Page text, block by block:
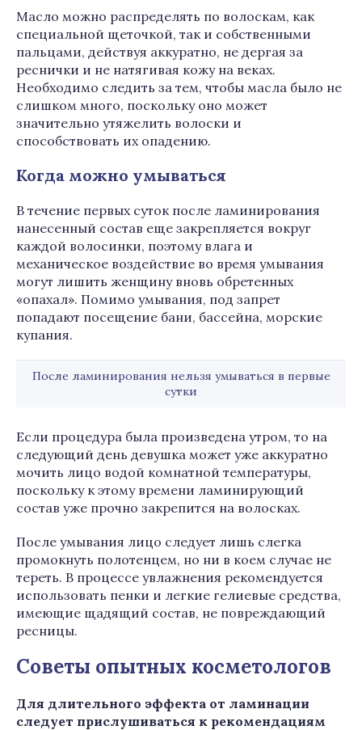
Масло можно распределять по волоскам, как
специальной щеточкой, так и собственными
пальцами, действуя аккуратно, не дергая за
реснички и не натягивая кожу на веках.
Необходимо следить за тем, чтобы масла было не
слишком много, поскольку оно может
значительно утяжелить волоски и
способствовать их опадению.
Когда можно умываться
В течение первых суток после ламинирования
нанесенный состав еще закрепляется вокруг
каждой волосинки, поэтому влага и
механическое воздействие во время умывания
могут лишить женщину вновь обретенных
«опахал». Помимо умывания, под запрет
попадают посещение бани, бассейна, морские
купания.
После ламинирования нельзя умываться в первые
сутки
Если процедура была произведена утром, то на
следующий день девушка может уже аккуратно
мочить лицо водой комнатной температуры,
поскольку к этому времени ламинирующий
состав уже прочно закрепится на волосках.
После умывания лицо следует лишь слегка
промокнуть полотенцем, но ни в коем случае не
тереть. В процессе увлажнения рекомендуется
использовать пенки и легкие гелиевые средства,
имеющие щадящий состав, не повреждающий
ресницы.
Советы опытных косметологов
Для длительного эффекта от ламинации
следует прислушиваться к рекомендациям